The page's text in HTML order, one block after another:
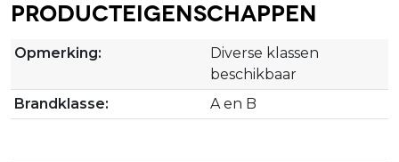
Producteigenschappen
Opmerking:
Diverse klassen
beschikbaar
Brandklasse:
A en B